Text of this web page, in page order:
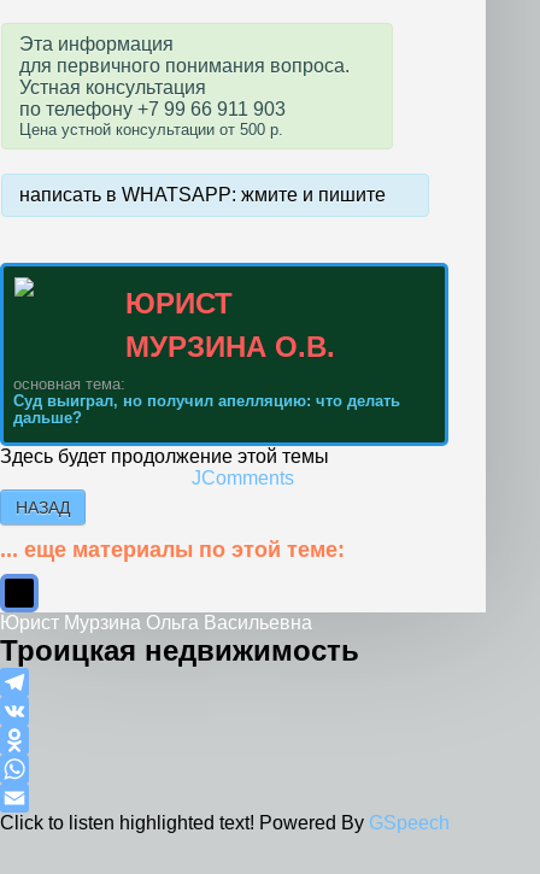
Эта информация
для первичного понимания вопроса.
Устная консультация
по телефону +7 99 66 911 903
Цена устной консультации от 500 р.
написать в WHATSAPP: жмите и пишите
ЮРИСТ
МУРЗИНА О.В.
основная тема:
Суд выиграл, но получил апелляцию: что делать
дальше?
Здесь будет продолжение этой темы
JComments
НАЗАД
... еще материалы по этой теме:
Юрист Мурзина Ольга Васильевна
Троицкая недвижимость
Telegram
VK
Odnoklassniki
WhatsApp
Email
Click to listen highlighted text! Powered By GSpeech